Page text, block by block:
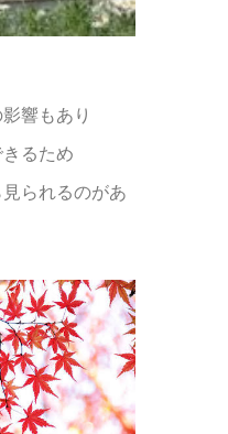
響もあり
るため
られるのがあ